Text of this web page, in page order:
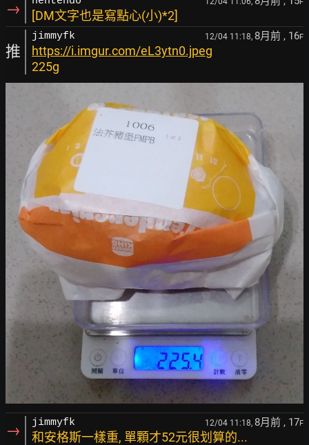
→ [DM文字也是寫點心(小)*2]
推
jimmyfk 12/04 11:18, 8月前 , 16F
https://i.imgur.com/eL3ytn0.jpeg
225g
→ jimmyfk 12/04 11:18, 8月前 , 17F
和安格斯一樣重, 單顆才52元很划算的...